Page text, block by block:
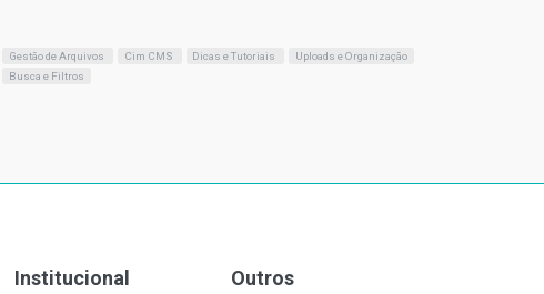
Gestão de Arquivos Cim CMS Dicas e Tutoriais
Uploads e Organização
Busca e Filtros
Institucional Outros